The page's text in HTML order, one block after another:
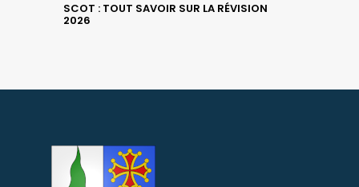
SCOT : TOUT SAVOIR SUR LA RÉVISION
2026